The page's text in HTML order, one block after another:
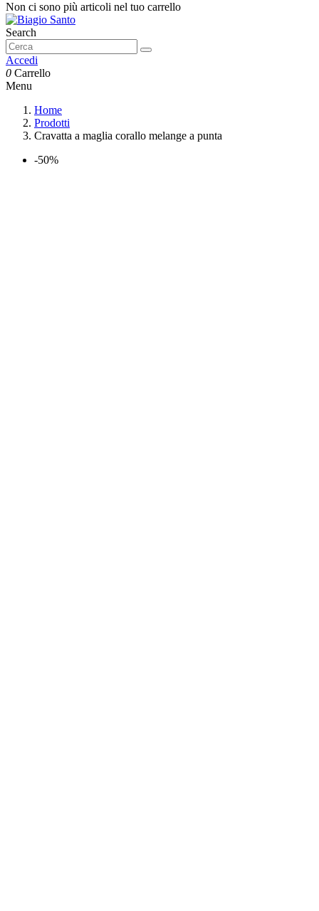
Non ci sono più articoli nel tuo carrello
Search
Accedi
0 Carrello
Menu
Home
Prodotti
Cravatta a maglia corallo melange a punta
-50%